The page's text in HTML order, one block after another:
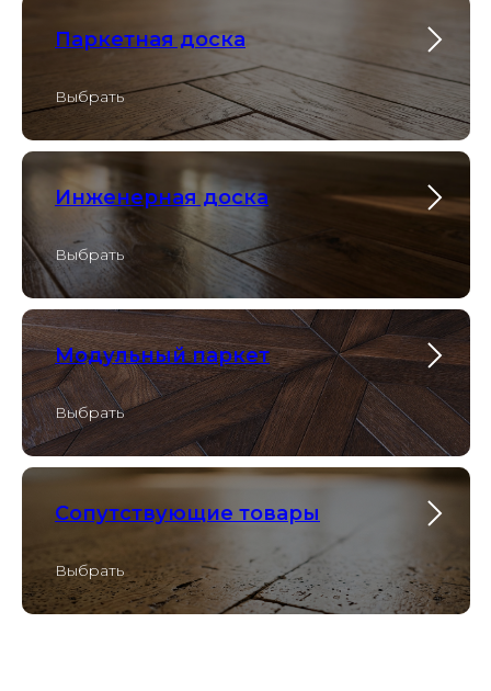
Паркетная доска
Выбрать
Инженерная доска
Выбрать
Модульный паркет
Выбрать
Сопутствующие товары
Выбрать